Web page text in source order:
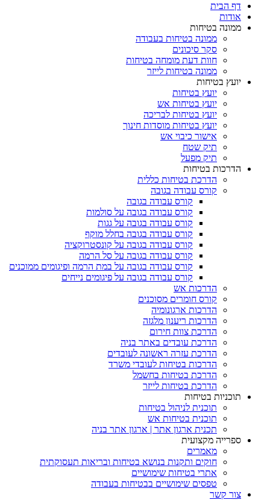
דף הבית
אודות
ממונה בטיחות
ממונה בטיחות בעבודה
סקר סיכונים
חוות דעת מומחה בטיחות
ממונה בטיחות לייזר
יועץ בטיחות
יועץ בטיחות
יועץ בטיחות אש
יועץ בטיחות לבריכה
יועץ בטיחות מוסדות חינוך
אישור כיבוי אש
תיק שטח
תיק מפעל
הדרכות בטיחות
הדרכת בטיחות כללית
קורס עבודה בגובה
קורס עבודה בגובה
קורס עבודה בגובה על סולמות
קורס עבודה בגובה על גגות
קורס עבודה בגובה בחלל מוקף
קורס עבודה בגובה על קונסטרוקציה
קורס עבודה בגובה על סל הרמה
קורס עבודה בגובה על במת הרמה ופיגומים ממוכנים
קורס עבודה בגובה על פיגומים נייחים
הדרכות אש
קורס חומרים מסוכנים
הדרכות ארגונומיה
הדרכות ריענון מלגזה
הדרכת צוות חירום
הדרכת עובדים באתר בניה
הדרכת עזרה ראשונה לעובדים
הדרכות בטיחות לעובדי משרד
הדרכת בטיחות בחשמל
הדרכת בטיחות לייזר
תוכניות בטיחות
תוכנית לניהול בטיחות
תוכנית בטיחות אש
תכנית ארגון אתר | ארגון אתר בניה
ספרייה מקצועית
מאמרים
חוקים ותקנות בנושא בטיחות ובריאות תעסוקתית
אתרי בטיחות שימושיים
טפסים שימושיים בבטיחות בעבודה
צור קשר